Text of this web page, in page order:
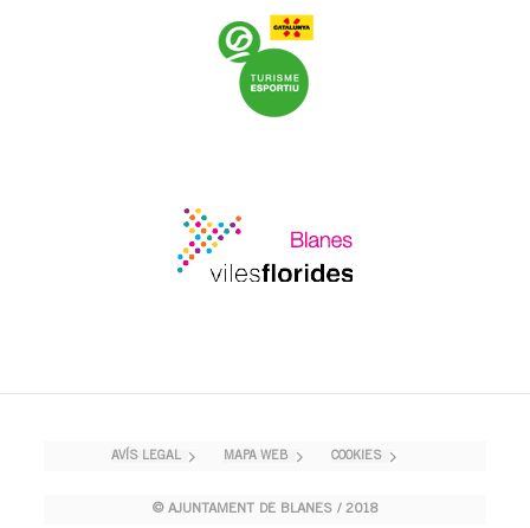
AVÍS LEGAL MAPA WEB COOKIES
© AJUNTAMENT DE BLANES / 2018